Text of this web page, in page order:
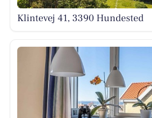
Klintevej 41, 3390 Hundested